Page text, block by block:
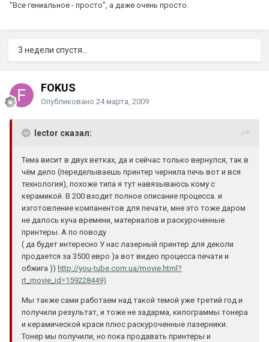
"Все гениальное - просто", а даже очень просто.
3 недели спустя...
FOKUS
Опубликовано 24 марта, 2009
lector сказал:
Тема висит в двух ветках, да и сейчас только вернулся, так в
чём дело (переделываешь принтер чернила печь вот и вся
технология), похоже типа я тут навязываюсь кому с
керамикой. В 200 входит полное описание процесса. и
изготовление компанентов для печати, мне это тоже даром
не далось куча времени, материалов и раскуроченные
принтеры. А по поводу
( да будет интересно У нас лазерный принтер для деколи
продается за 3500 евро )а вот видео процесса печати и
обжига )) http://you-tube.com.ua/movie.html?
rt_movie_id=159228449)
Мы также сами работаем над такой темой уже третий год и
получили результат, и тоже не задарма, килограммы тонера
и керамической краси плюс раскуроченные лазерники.
Тонер мы получили, но пока продавать принтеры и